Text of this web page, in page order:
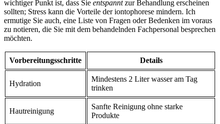
wichtiger Punkt ist, dass Sie entspanntzur Behandlung erscheinen
sollten; Stress kann die Vorteile der iontophorese mindern. Ich
ermutige Sie auch, eine Liste von Fragen oder Bedenken im voraus
zu notieren, die Sie mit dem behandelnden Fachpersonal besprechen
möchten.
Vorbereitungsschritte Details
Hydration
Mindestens 2 Liter wasser am Tag
trinken
Hautreinigung
Sanfte Reinigung ohne starke
Produkte